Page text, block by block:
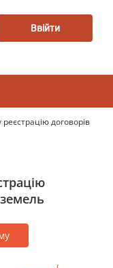
Ввійти
договорів